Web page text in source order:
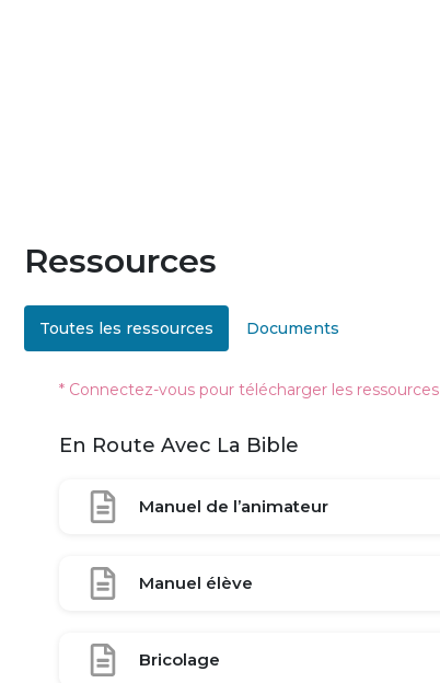
Ressources
Toutes les ressources Documents
* Connectez-vous pour télécharger les ressources
En Route Avec La Bible
Manuel de l’animateur
Manuel élève
Bricolage